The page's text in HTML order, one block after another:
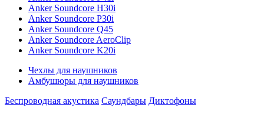
Anker Soundcore H30i
Anker Soundcore P30i
Anker Soundcore Q45
Anker Soundcore AeroClip
Anker Soundcore K20i
Чехлы для наушников
Амбушюры для наушников
Беспроводная акустика Саундбары Диктофоны